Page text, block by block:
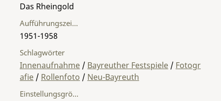
Einstellungsgröße
Das Rheingold
Aufführungszeitraum
1951-1958
Schlagwörter
Innenaufnahme / Bayreuther Festspiele / Fotogr
afie / Rollenfoto / Neu-Bayreuth